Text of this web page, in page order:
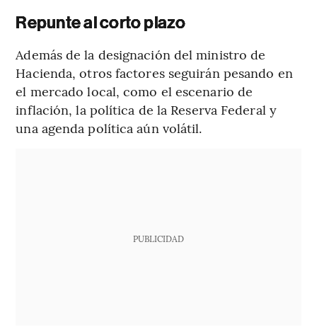
Repunte al corto plazo
Además de la designación del ministro de
Hacienda, otros factores seguirán pesando en
el mercado local, como el escenario de
inflación, la política de la Reserva Federal y
una agenda política aún volátil.
PUBLICIDAD